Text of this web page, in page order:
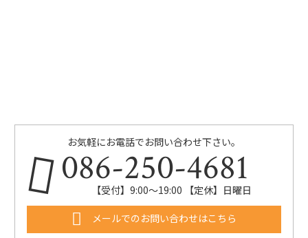
お気軽にお電話でお問い合わせ下さい。
086-250-4681
【受付】9:00〜19:00 【定休】日曜日
メールでのお問い合わせはこちら